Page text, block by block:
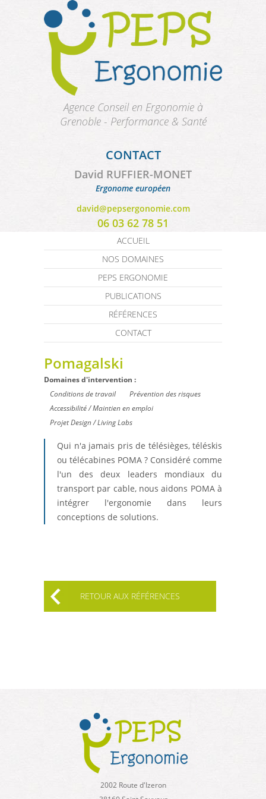
Aller au contenu principal
Agence Conseil en Ergonomie à
Grenoble - Performance & Santé
CONTACT
David RUFFIER-MONET
Ergonome européen
david@pepsergonomie.com
06 03 62 78 51
ACCUEIL
NOS DOMAINES
PEPS ERGONOMIE
PUBLICATIONS
RÉFÉRENCES
CONTACT
Pomagalski
Domaines d'intervention :
Conditions de travail
Prévention des risques
Accessibilité / Maintien en emploi
Projet Design / Living Labs
Qui n'a jamais pris de télésièges, téléskis
ou télécabines POMA ? Considéré comme
l'un des deux leaders mondiaux du
transport par cable, nous aidons POMA à
intégrer l'ergonomie dans leurs
conceptions de solutions.
RETOUR AUX RÉFÉRENCES
2002 Route d'Izeron